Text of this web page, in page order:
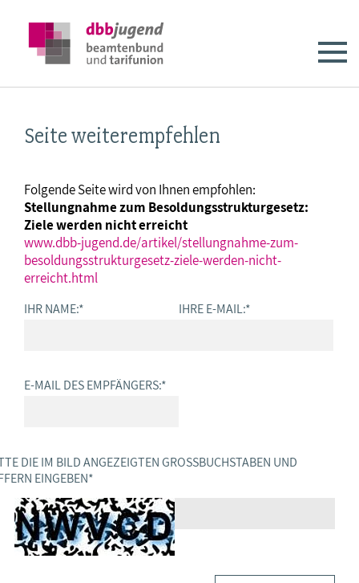
Seite weiterempfehlen
Folgende Seite wird von Ihnen empfohlen:
Stellungnahme zum Besoldungsstrukturgesetz:
Ziele werden nicht erreicht
www.dbb-jugend.de/artikel/stellungnahme-zum-
besoldungsstrukturgesetz-ziele-werden-nicht-
erreicht.html
IHR NAME:* IHRE E-MAIL:*
E-MAIL DES EMPFÄNGERS:*
DIE IM BILD ANGEZEIGTEN GROSSBUCHSTABEN UND Z
EINGEBEN *